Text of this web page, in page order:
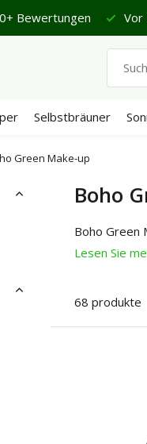
Vor 23:45
Selbstbräuner
Green Make-up
Boho
Boho Green
Lesen Sie
68 produkte